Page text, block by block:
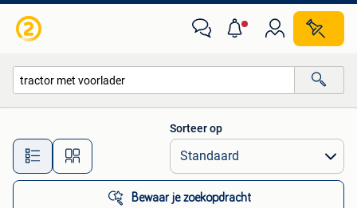
Alle afstanden…
Sorteer op
Bewaar je zoekopdracht